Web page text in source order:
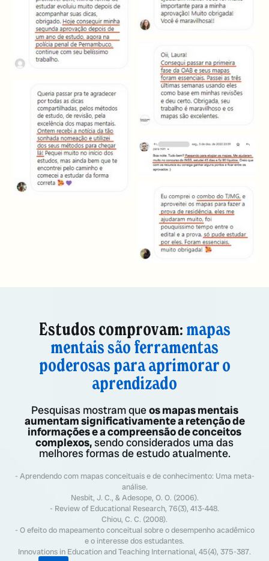
Estudos comprovam: mapas
mentais são ferramentas
poderosas para aprimorar o
aprendizado
Pesquisas mostram queos mapas mentais
aumentam significativamente a retenção de
informações e a compreensão de conceitos
complexos,sendo considerados uma das
melhores formas de estudo atualmente.
- Aprendendo com mapas conceituais e de conhecimento: Uma meta-
análise.
Nesbit, J. C., & Adesope, O. O. (2006).
- Review of Educational Research, 76(3), 413-448.
Chiou, C. C. (2008).
- O efeito do mapeamento conceitual sobre o desempenho acadêmico
e o interesse dos estudantes.
Innovations in Education and Teaching International, 45(4), 375-387.